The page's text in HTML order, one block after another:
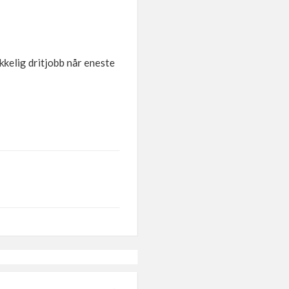
dritjobb når eneste